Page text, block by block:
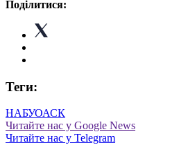
Поділитися:
Теги:
НАБУОАСК
Читайте нас у Google News
Читайте нас у Telegram